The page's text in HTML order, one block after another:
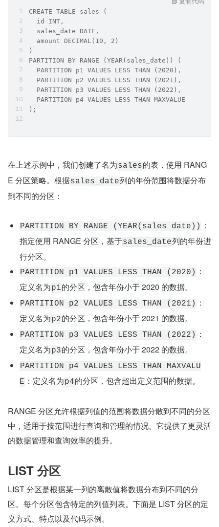
CREATE TABLE sales (
  id INT,
  sales_date DATE,
  amount DECIMAL(10, 2)
)
PARTITION BY RANGE (YEAR(sales_date)) (
  PARTITION p1 VALUES LESS THAN (2020),
  PARTITION p2 VALUES LESS THAN (2021),
  PARTITION p3 VALUES LESS THAN (2022),
  PARTITION p4 VALUES LESS THAN MAXVALUE
);
在上述示例中，我们创建了名为sales的表，使用 RANG
E 分区策略。根据sales_date列的年份范围将数据分布
到不同的分区：
PARTITION BY RANGE (YEAR(sales_date))
：
指定使用 RANGE 分区，基于sales_date列的年份进
行分区。
PARTITION p1 VALUES LESS THAN (2020)
：
定义名为p1的分区，包含年份小于 2020 的数据。
PARTITION p2 VALUES LESS THAN (2021)
：
定义名为p2的分区，包含年份小于 2021 的数据。
PARTITION p3 VALUES LESS THAN (2022)
：
定义名为p3的分区，包含年份小于 2022 的数据。
PARTITION p4 VALUES LESS THAN MAXVALU
E ：定义名为p4的分区，包含超出定义范围的数据。
RANGE 分区允许根据列值的范围将数据分散到不同的分区
中，适用于按范围进行查询和管理的情况。它提供了更灵活
的数据管理和查询效率的提升。
LIST 分区
LIST 分区是根据某一列的离散值将数据分布到不同的分
区。每个分区包含特定的列值列表。下面是 LIST 分区的定
义方式、特点以及代码示例。